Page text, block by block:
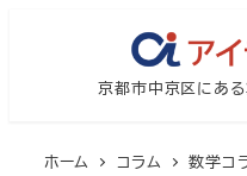
京都市中京区にあ
ホーム コラム 数学コ